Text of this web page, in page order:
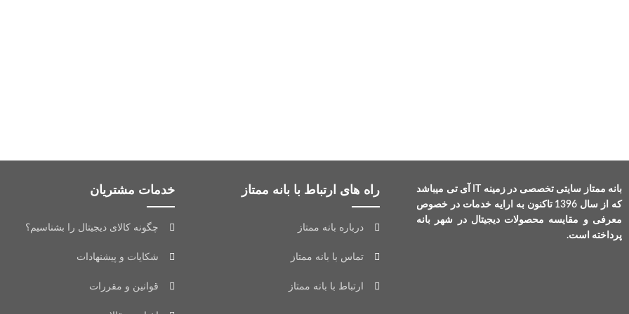
بانه ممتاز سایتی تخصصی در زمینه IT آی تی میباشد
که از سال 1396 تاکنون به ارایه خدمات در خصوص
معرفی و مقایسه محصولات دیجیتال در شهر بانه
پرداخته است.
راه های ارتباط با بانه ممتاز
درباره بانه ممتاز
تماس با بانه ممتاز
ارتباط با بانه ممتاز
خدمات مشتریان
چگونه کالای دیجیتال را بشناسیم؟
شکایات و پیشنهادات
قوانین و مقررات